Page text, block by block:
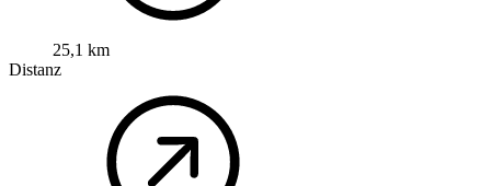
25,1 km
Distanz